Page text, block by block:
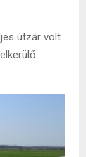
útzár volt